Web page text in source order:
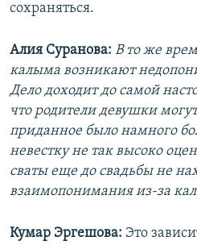
сохраняться.
Алия Суранова: В то же
калыма возникают
Дело доходит до самой
что родители девушки
приданное было намного
невестку не так высоко
сваты еще до свадьбы не
взаимопонимания из-за
Кумар Эргешова: Это